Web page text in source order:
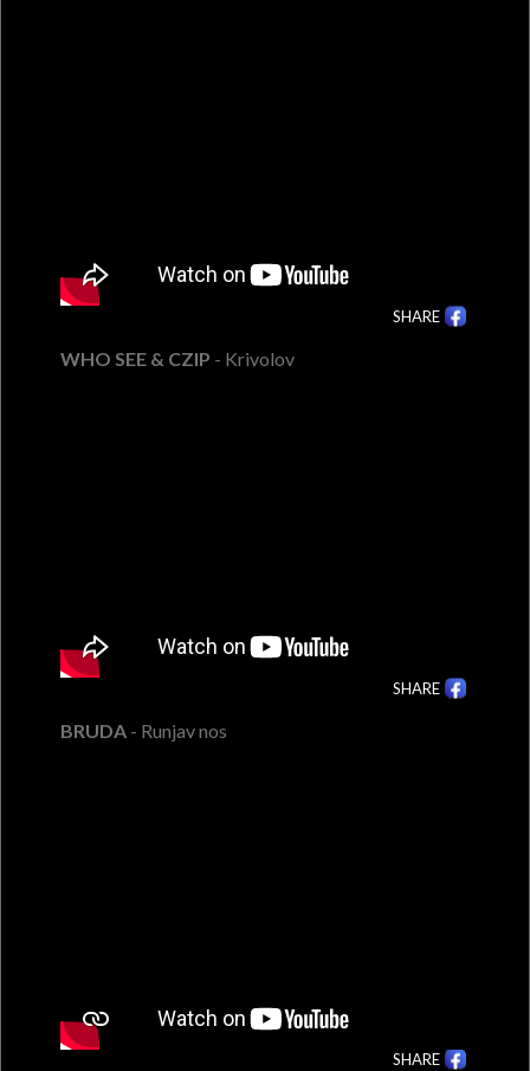
SHARE
WHO SEE & CZIP - Krivolov
SHARE
BRUDA - Runjav nos
SHARE